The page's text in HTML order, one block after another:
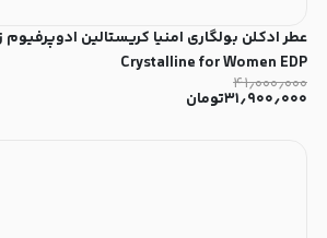
Crystalline for Women EDP
۴۱٫۰۰۰٫۰۰۰
۳۱٫۹۰۰٫۰۰۰تومان